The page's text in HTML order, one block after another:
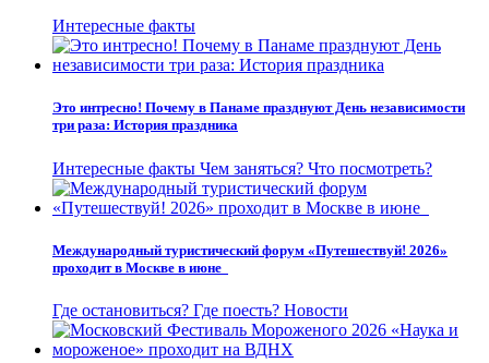
Интересные факты
Это интресно! Почему в Панаме празднуют День независимости
три раза: История праздника
Интересные факты Чем заняться? Что посмотреть?
Международный туристический форум «Путешествуй! 2026»
проходит в Москве в июне
Где остановиться? Где поесть? Новости